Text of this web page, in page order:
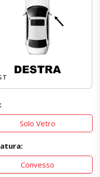
Solo Vetro
Convesso